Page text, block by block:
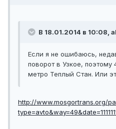
В 18.01.2014 в 10:08,
Если я не ошибаюсь,
поворот в Узкое, поэтому
метро Теплый Стан. Или
http://www.mosgortrans.org/